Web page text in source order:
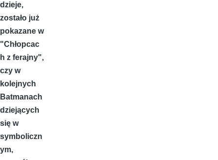
dzieje,
zostało już
pokazane w
"Chłopcac
h z ferajny",
czy w
kolejnych
Batmanach
dziejących
się w
symboliczn
ym,